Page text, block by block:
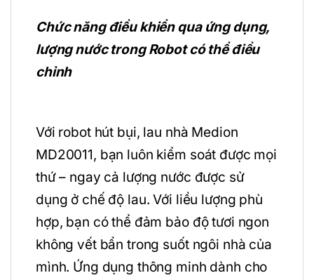
Chức năng điều khiển qua ứng dụng,
lượng nước trong Robot có thể điều
chỉnh
Với robot hút bụi, lau nhà Medion
MD20011, bạn luôn kiểm soát được mọi
thứ – ngay cả lượng nước được sử
dụng ở chế độ lau. Với liều lượng phù
hợp, bạn có thể đảm bảo độ tươi ngon
không vết bẩn trong suốt ngôi nhà của
mình. Ứng dụng thông minh dành cho